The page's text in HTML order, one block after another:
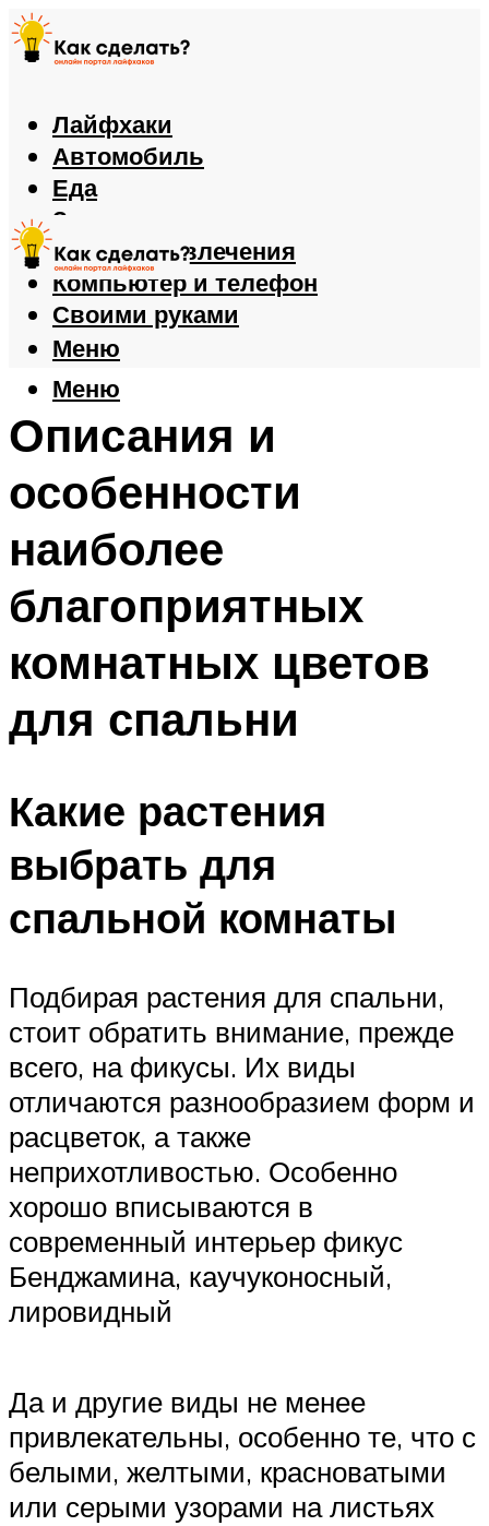
Лайфхаки
Автомобиль
Еда
Здоровье
Игры и развлечения
Компьютер и телефон
Своими руками
Меню
Меню
Описания и
особенности
наиболее
благоприятных
комнатных цветов
для спальни
Какие растения
выбрать для
спальной комнаты
Подбирая растения для спальни,
стоит обратить внимание, прежде
всего, на фикусы. Их виды
отличаются разнообразием форм и
расцветок, а также
неприхотливостью. Особенно
хорошо вписываются в
современный интерьер фикус
Бенджамина, каучуконосный,
лировидный
Да и другие виды не менее
привлекательны, особенно те, что с
белыми, желтыми, красноватыми
или серыми узорами на листьях